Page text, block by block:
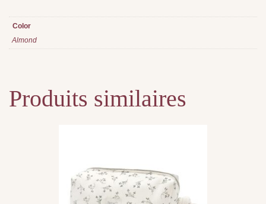
Color
Almond
Produits similaires
Les
options
peuvent
être